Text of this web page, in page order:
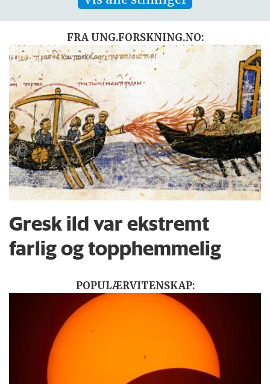
FRA UNG.FORSKNING.NO:
Gresk ild var ekstremt
farlig og topphemmelig
POPULÆRVITENSKAP: